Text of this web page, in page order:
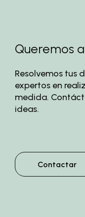
Queremos
Resolvemos tus
expertos en
medida.
ideas.
Contactar